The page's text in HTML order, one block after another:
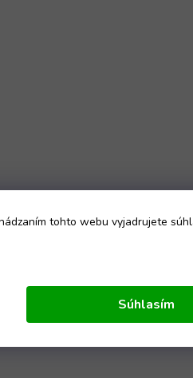
tohto webu vyjadrujete
Súhlasím